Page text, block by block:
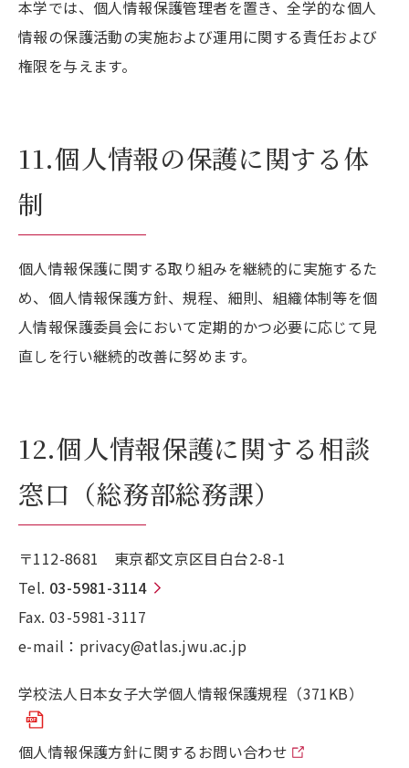
本学では、個人情報保護管理者を置き、全学的な個人
情報の保護活動の実施および運用に関する責任および
権限を与えます。
11.個人情報の保護に関する体
制
個人情報保護に関する取り組みを継続的に実施するた
め、個人情報保護方針、規程、細則、組織体制等を個
人情報保護委員会において定期的かつ必要に応じて見
直しを行い継続的改善に努めます。
12.個人情報保護に関する相談
窓口（総務部総務課）
〒112-8681 東京都文京区目白台2-8-1
Tel. 03-5981-3114
Fax. 03-5981-3117
e-mail：privacy@atlas.jwu.ac.jp
学校法人日本女子大学個人情報保護規程（371KB）
個人情報保護方針に関するお問い合わせ